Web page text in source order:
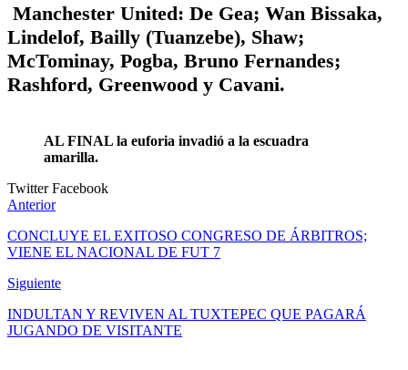
Manchester United: De Gea; Wan Bissaka,
Lindelof, Bailly (Tuanzebe), Shaw;
McTominay, Pogba, Bruno Fernandes;
Rashford, Greenwood y Cavani.
AL FINAL la euforia invadió a la escuadra
amarilla.
TwitterFacebook
Anterior
CONCLUYE EL EXITOSO CONGRESO DE ÁRBITROS;
VIENE EL NACIONAL DE FUT 7
Siguiente
INDULTAN Y REVIVEN AL TUXTEPEC QUE PAGARÁ
JUGANDO DE VISITANTE